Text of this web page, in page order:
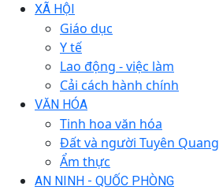
XÃ HỘI
Giáo dục
Y tế
Lao động - việc làm
Cải cách hành chính
VĂN HÓA
Tinh hoa văn hóa
Đất và người Tuyên Quang
Ẩm thực
AN NINH - QUỐC PHÒNG